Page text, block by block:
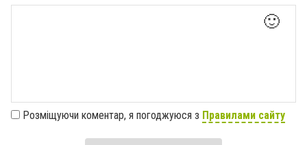
🙂
Розміщуючи коментар, я погоджуюся з Правилами сайту